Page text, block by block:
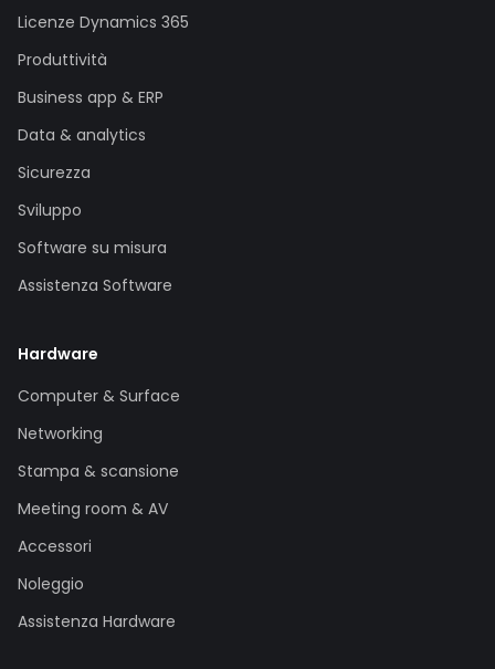
Licenze Dynamics 365
Produttività
Business app & ERP
Data & analytics
Sicurezza
Sviluppo
Software su misura
Assistenza Software
Hardware
Computer & Surface
Networking
Stampa & scansione
Meeting room & AV
Accessori
Noleggio
Assistenza Hardware